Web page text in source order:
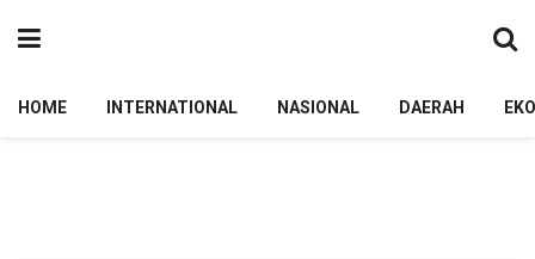
HOME INTERNATIONAL NASIONAL DAERAH